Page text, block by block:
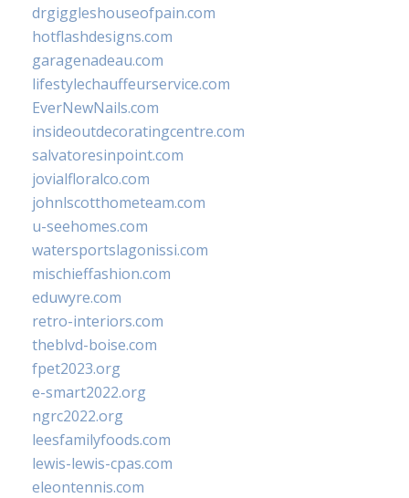
drgiggleshouseofpain.com
hotflashdesigns.com
garagenadeau.com
lifestylechauffeurservice.com
EverNewNails.com
insideoutdecoratingcentre.com
salvatoresinpoint.com
jovialfloralco.com
johnlscotthometeam.com
u-seehomes.com
watersportslagonissi.com
mischieffashion.com
eduwyre.com
retro-interiors.com
theblvd-boise.com
fpet2023.org
e-smart2022.org
ngrc2022.org
leesfamilyfoods.com
lewis-lewis-cpas.com
eleontennis.com